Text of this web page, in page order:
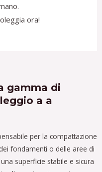
ora!
gamma di
a a
per la compattazione
fondamenti o delle aree di
superficie stabile e sicura